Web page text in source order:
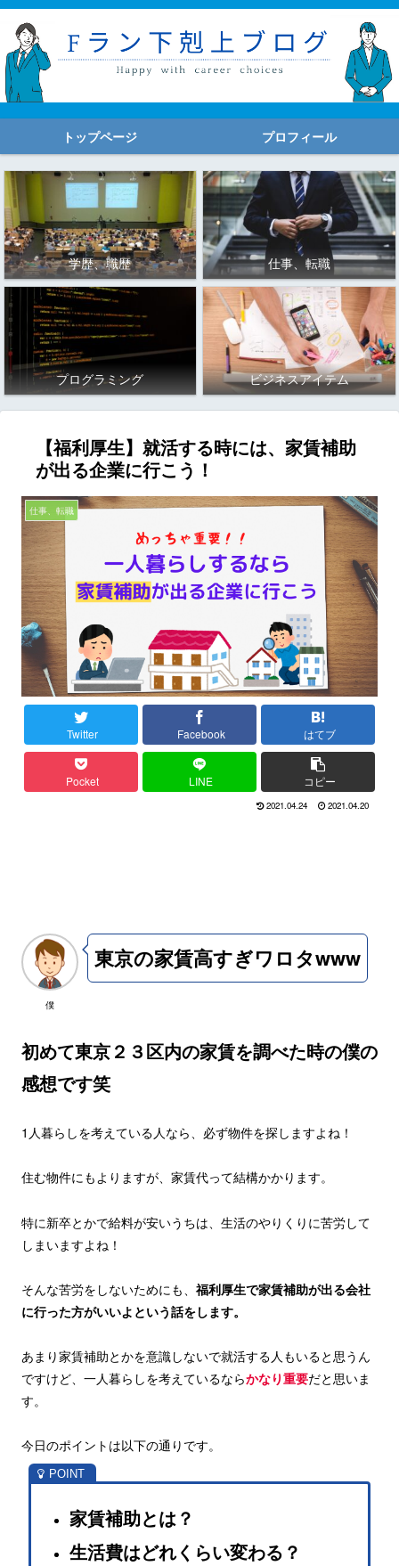
トップページ プロフィール
学歴、職歴 仕事、転職
プログラミング ビジネスアイテム
【福利厚生】就活する時には、家賃補助
が出る企業に行こう！
仕事、転職
Twitter Facebook はてブ
Pocket LINE コピー
2021.04.24 2021.04.20
僕
東京の家賃高すぎワロタwww
初めて東京２３区内の家賃を調べた時の僕の
感想です笑
1人暮らしを考えている人なら、必ず物件を探しますよね！
住む物件にもよりますが、家賃代って結構かかります。
特に新卒とかで給料が安いうちは、生活のやりくりに苦労して
しまいますよね！
そんな苦労をしないためにも、 福利厚生で家賃補助が出る会社
に行った方がいいよという話をします。
あまり家賃補助とかを意識しないで就活する人もいると思うん
ですけど、一人暮らしを考えているならかなり重要だと思いま
す。
今日のポイントは以下の通りです。
家賃補助とは？
生活費はどれくらい変わる？